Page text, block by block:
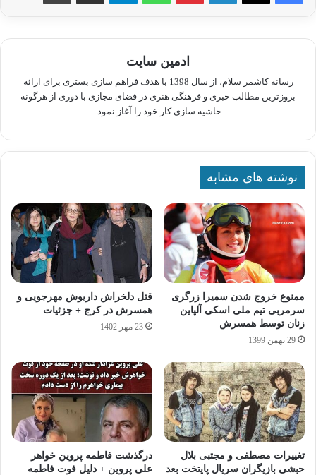
ادمین سایت
رسانه کاشمر سلام، از سال 1398 با هدف فراهم سازی بستری برای ارائه
بروزترین مطالب خبری و فرهنگی هنری در فضای مجازی با دوری از هرگونه
حاشیه سازی کار خود را آغاز نمود.
نوشته های مشابه
ممنوع خروج شدن سمیرا زرگری
سرمربی تیم ملی اسکی آلپاین
زنان توسط همسرش
29 بهمن 1399
قتل دلخراش داریوش مهرجویی و
همسرش در کرج + جزئیات
23 مهر 1402
تغییرات مصطفی و مجتبی بلال
حبشی بازیگران سریال پایتخت بعد
درگذشت فاطمه پروین خواهر
علی پروین + دلیل فوت فاطمه